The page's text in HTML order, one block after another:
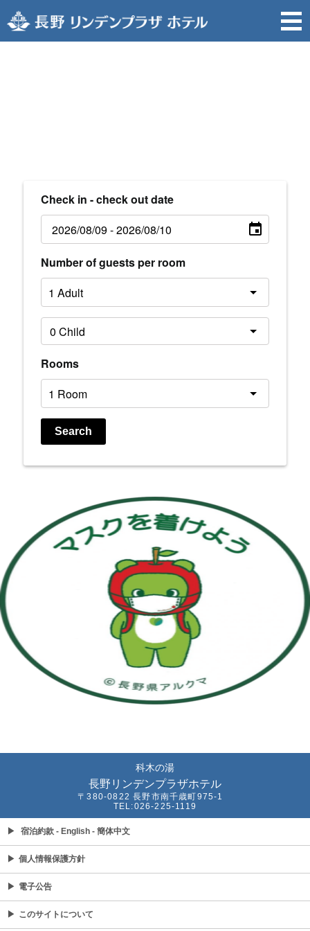
Check in - check out date
Number of guests per room
Rooms
Search
科木の湯
長野リンデンプラザホテル
〒380-0822 長野市南千歳町975-1
TEL:026-225-1119
▶ 宿泊約款 - English - 簡体中文
▶ 個人情報保護方針
▶ 電子公告
▶ このサイトについて